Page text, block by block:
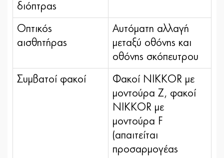
διόπτρας
Οπτικός
αισθητήρας
Αυτόματη αλλαγή
μεταξύ οθόνης και
οθόνης σκόπευτρου
Συμβατοί φακοί
Φακοί NIKKOR με
μοντούρα Z, φακοί
NIKKOR με
μοντούρα F
(απαιτείται
προσαρμογέας